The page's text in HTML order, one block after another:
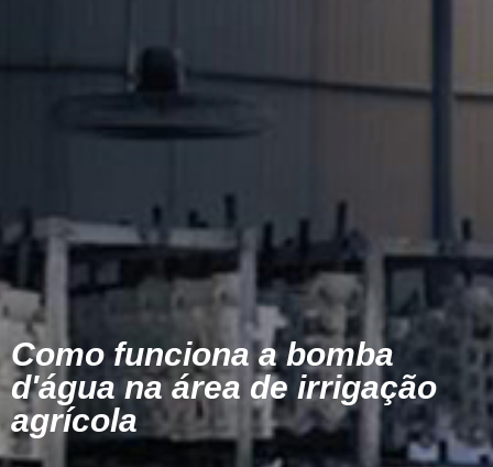
Como funciona a bomba
d'água na área de irrigação
agrícola